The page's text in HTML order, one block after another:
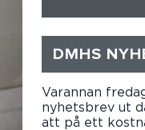
DMHS
Varannan
nyhetsbrev ut
att på ett